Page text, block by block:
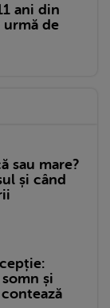
ani din
urmă de
sau mare?
și când
și